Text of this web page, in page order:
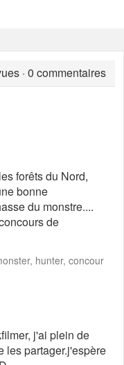
· 0 commentaires
forêts du Nord,
bonne
du monstre....
de
hunter, concour
j'ai plein de
les partager.j'espère